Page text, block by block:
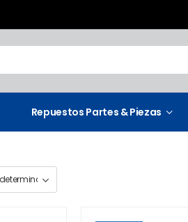
Repuestos Partes & Piezas